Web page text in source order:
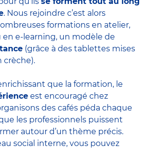
. Nous rejoindre c’est alors
formations en atelier,
en e-learning, un modèle de
(grâce à des tablettes mises
crèche).
que la formation, le
est encouragé chez
des cafés péda chaque
les professionnels puissent
autour d’un thème précis.
social interne, vous pouvez